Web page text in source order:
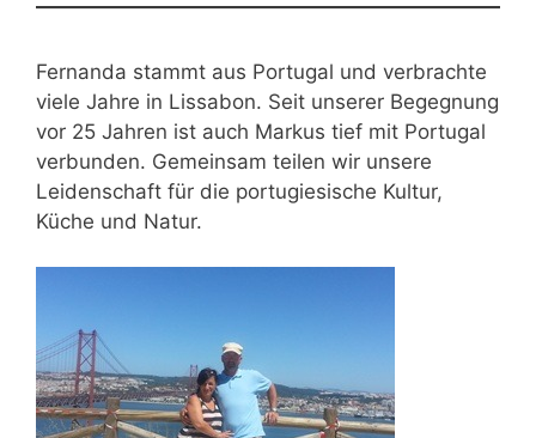
Fernanda stammt aus Portugal und verbrachte
viele Jahre in Lissabon. Seit unserer Begegnung
vor 25 Jahren ist auch Markus tief mit Portugal
verbunden. Gemeinsam teilen wir unsere
Leidenschaft für die portugiesische Kultur,
Küche und Natur.